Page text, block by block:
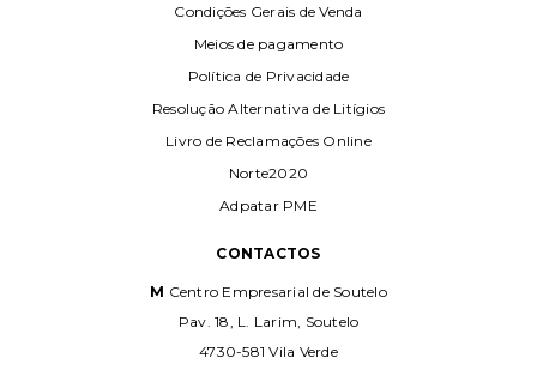
Condições Gerais de Venda
Meios de pagamento
Política de Privacidade
Resolução Alternativa de Litígios
Livro de Reclamações Online
Norte2020
Adpatar PME
CONTACTOS
M Centro Empresarial de Soutelo
Pav. 18, L. Larim, Soutelo
4730-581 Vila Verde